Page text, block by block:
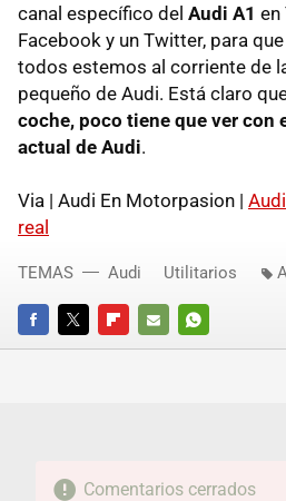
canal específico del Audi A1 en
Facebook y un Twitter, para
todos estemos al corriente de
pequeño de Audi. Está claro
coche, poco tiene que ver con
actual de Audi.
Via | Audi En Motorpasion |
real
FACEBOOKTWITTERFLIPBOARD
E-
WHATSAPP
TEMAS Audi Utilitarios
Comentarios cerrados